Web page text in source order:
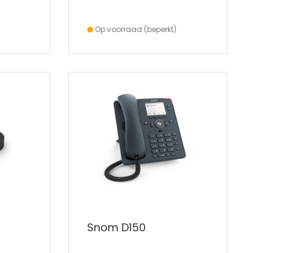
Op voorraad (beperkt)
Snom D150